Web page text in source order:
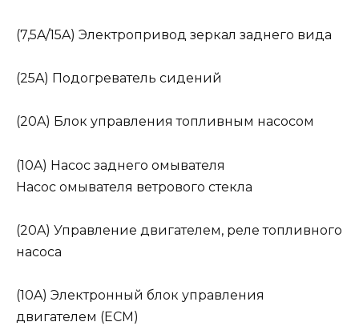
(7,5A/15A) Электропривод зеркал заднего вида
(25A) Подогреватель сидений
(20A) Блок управления топливным насосом
(10A) Насос заднего омывателя
Насос омывателя ветрового стекла
(20A) Управление двигателем, реле топливного
насоса
(10A) Электронный блок управления
двигателем (ECM)